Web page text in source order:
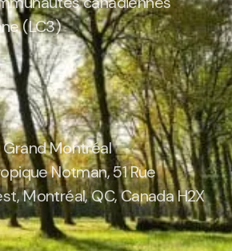
(LC3)
Montréal
Notman, 51 Rue
Montréal, QC, Canada H2X